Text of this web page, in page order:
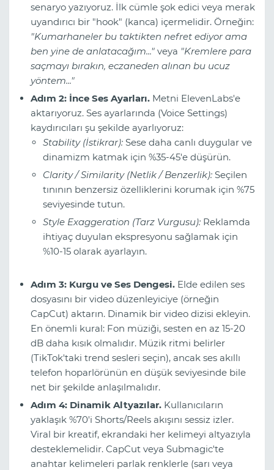
senaryo yazıyoruz. İlk cümle şok edici veya merak
uyandırıcı bir "hook" (kanca) içermelidir. Örneğin:
"Kumarhaneler bu taktikten nefret ediyor ama
ben yine de anlatacağım..." veya "Kremlere para
saçmayı bırakın, eczaneden alınan bu ucuz
yöntem..."
Adım 2: İnce Ses Ayarları. Metni ElevenLabs'e
aktarıyoruz. Ses ayarlarında (Voice Settings)
kaydırıcıları şu şekilde ayarlıyoruz:
Stability (İstikrar): Sese daha canlı duygular ve
dinamizm katmak için %35-45'e düşürün.
Clarity / Similarity (Netlik / Benzerlik): Seçilen
tınının benzersiz özelliklerini korumak için %75
seviyesinde tutun.
Style Exaggeration (Tarz Vurgusu): Reklamda
ihtiyaç duyulan ekspresyonu sağlamak için
%10-15 olarak ayarlayın.
Adım 3: Kurgu ve Ses Dengesi. Elde edilen ses
dosyasını bir video düzenleyiciye (örneğin
CapCut) aktarın. Dinamik bir video dizisi ekleyin.
En önemli kural: Fon müziği, sesten en az 15-20
dB daha kısık olmalıdır. Müzik ritmi belirler
(TikTok'taki trend sesleri seçin), ancak ses akıllı
telefon hoparlörünün en düşük seviyesinde bile
net bir şekilde anlaşılmalıdır.
Adım 4: Dinamik Altyazılar. Kullanıcıların
yaklaşık %70'i Shorts/Reels akışını sessiz izler.
Viral bir kreatif, ekrandaki her kelimeyi altyazıyla
desteklemelidir. CapCut veya Submagic'te
anahtar kelimeleri parlak renklerle (sarı veya